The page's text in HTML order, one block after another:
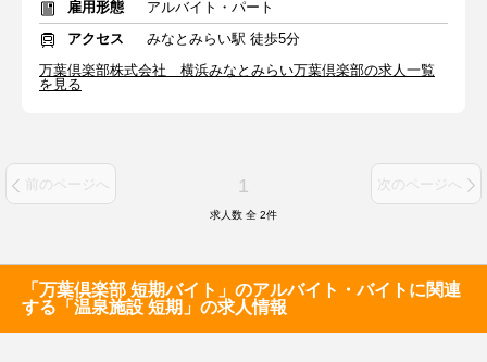
雇用形態
アルバイト・パート
アクセス
みなとみらい駅 徒歩5分
万葉倶楽部株式会社 横浜みなとみらい万葉倶楽部の求人一覧
を見る
前のページへ 1 次のページへ
求人数 全 2件
「万葉倶楽部 短期バイト」のアルバイト・バイトに関連
する「温泉施設 短期」の求人情報